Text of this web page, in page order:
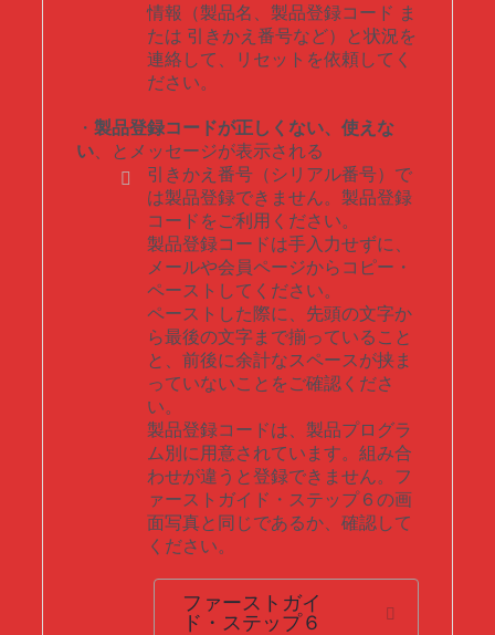
情報（製品名、製品登録コード ま
たは 引きかえ番号など）と状況を
連絡して、リセットを依頼してく
ださい。
・ 製品登録コードが正しくない、使えな
い、とメッセージが表示される
引きかえ番号（シリアル番号）で
は製品登録できません。製品登録
コードをご利用ください。
製品登録コードは手入力せずに、
メールや会員ページからコピー・
ペーストしてください。
ペーストした際に、先頭の文字か
ら最後の文字まで揃っていること
と、前後に余計なスペースが挟ま
っていないことをご確認くださ
い。
製品登録コードは、製品プログラ
ム別に用意されています。組み合
わせが違うと登録できません。フ
ァーストガイド・ステップ６の画
面写真と同じであるか、確認して
ください。
ファーストガイ
ド・ステップ６